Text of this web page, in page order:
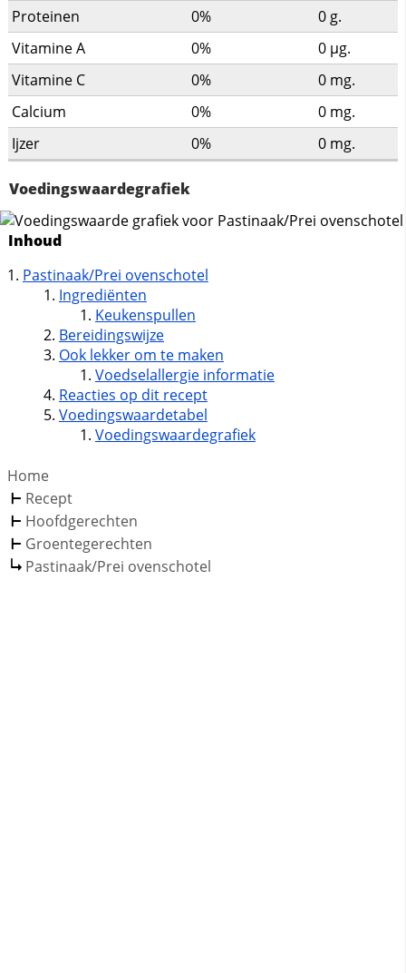
Proteinen 0% 0g.
Vitamine A
0% 0 µg.
Vitamine C
0% 0 mg.
Calcium
0% 0 mg.
Ijzer
0% 0 mg.
Voedingswaardegrafiek
Inhoud
Pastinaak/Prei ovenschotel
Ingrediënten
Keukenspullen
Bereidingswijze
Ook lekker om te maken
Voedselallergie informatie
Reacties op dit recept
Voedingswaardetabel
Voedingswaardegrafiek
Home
Recept
Hoofdgerechten
Groentegerechten
Pastinaak/Prei ovenschotel